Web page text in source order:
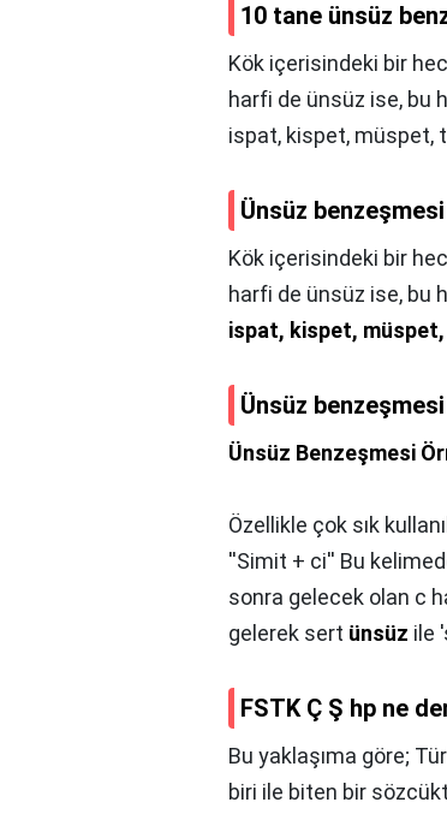
10 tane ünsüz
Kök içerisindeki bir
harfi de ünsüz ise, bu
ispat, kispet, müspet,
Ünsüz
Kök içerisindeki bir
harfi de ünsüz ise, bu
ispat, kispet,
Ünsüz
Ünsüz Benzeşmesi
Özellikle çok sık
''Simit + ci'' Bu
sonra gelecek olan c
gelerek sert ünsüz ile
FSTK Ç Ş hp ne
Bu yaklaşıma göre;
biri ile biten bir